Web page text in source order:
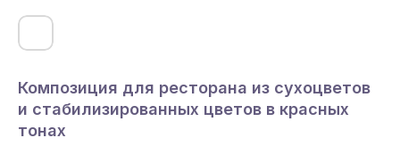
Композиция для ресторана из сухоцветов
и стабилизированных цветов в красных
тонах